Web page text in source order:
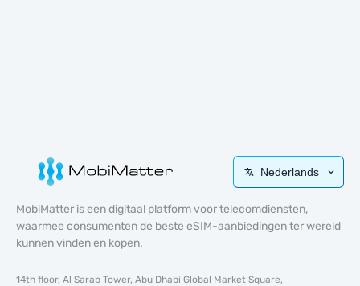
Nederlands
MobiMatter is een digitaal platform voor telecomdiensten,
waarmee consumenten de beste eSIM-aanbiedingen ter wereld
kunnen vinden en kopen.
14th floor, Al Sarab Tower, Abu Dhabi Global Market Square,